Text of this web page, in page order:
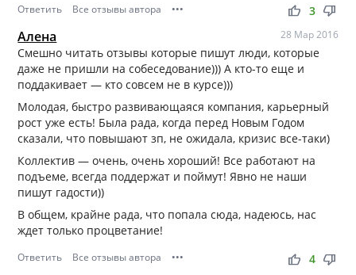
Ответить Все отзывы автора ••• thumb_up thumb_down
3
Алена 28 Мар 2016
Смешно читать отзывы которые пишут люди, которые
даже не пришли на собеседование))) А кто-то еще и
поддакивает — кто совсем не в курсе)))
Молодая, быстро развивающаяся компания, карьерный
рост уже есть! Была рада, когда перед Новым Годом
сказали, что повышают зп, не ожидала, кризис все-таки)
Коллектив — очень, очень хороший! Все работают на
подъеме, всегда поддержат и поймут! Явно не наши
пишут гадости))
В общем, крайне рада, что попала сюда, надеюсь, нас
ждет только процветание!
Ответить Все отзывы автора ••• thumb_up thumb_down
4